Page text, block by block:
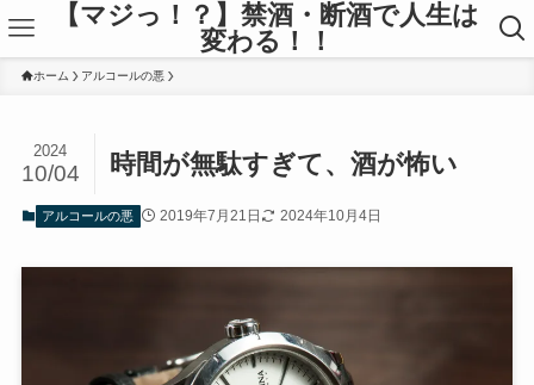
【マジっ！？】禁酒・断酒で人生は
変わる！！
ホーム アルコールの悪
時間が無駄すぎて、酒が怖い
2024
10/04
アルコールの悪 2019年7月21日 2024年10月4日